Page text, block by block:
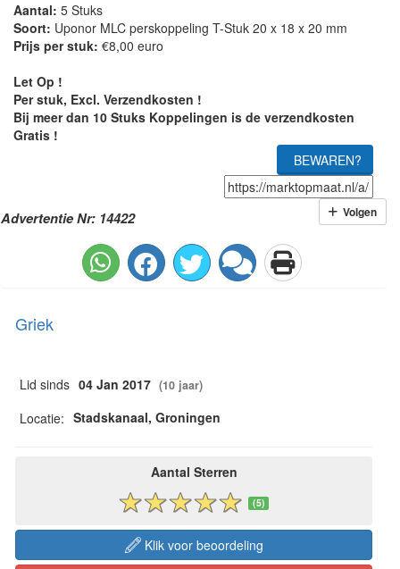
Aantal: 5 Stuks
Soort: Uponor MLC perskoppeling T-Stuk 20 x 18 x 20 mm
Prijs per stuk: €8,00 euro
Let Op !
Per stuk, Excl. Verzendkosten !
Bij meer dan 10 Stuks Koppelingen is de verzendkosten
Gratis !
BEWAREN?
Advertentie Nr: 14422 Volgen
Griek
Lid sinds 04 Jan 2017 (10 jaar)
Locatie: Stadskanaal, Groningen
Aantal Sterren
(5)
Klik voor beoordeling